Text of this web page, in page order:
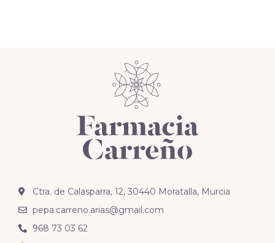
Ctra. de Calasparra, 12, 30440 Moratalla, Murcia
pepa.carreno.arias@gmail.com
968 73 03 62